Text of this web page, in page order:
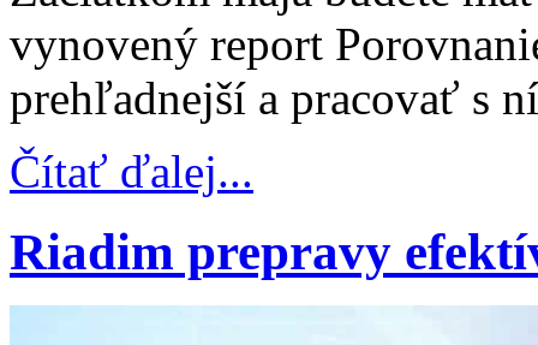
vynovený report
prehľadnejší a pracovať s
Čítať ďalej...
Riadim prepravy